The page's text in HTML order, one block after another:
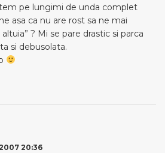
pe lungimi de unda complet
asa ca nu are rost sa ne mai
? Mi se pare drastic si parca
si debusolata.
20:36